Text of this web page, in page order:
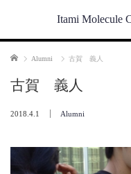
Itami Molecule
Home Alumni 古賀 義人
古賀 義人
2018.4.1 Alumni